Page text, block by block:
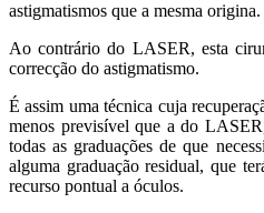
astigmatismos que a mesma origina.
Ao contrário do LASER, esta
correcção do astigmatismo.
É assim uma técnica cuja
menos previsível que a do
todas as graduações de que
alguma graduação residual, que
recurso pontual a óculos.